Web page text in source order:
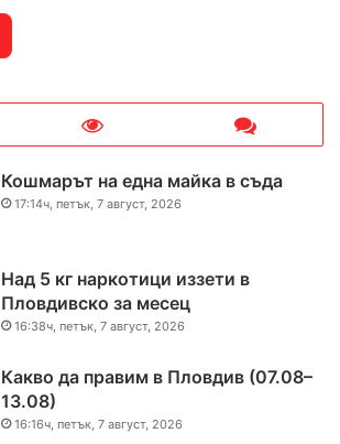
Кошмарът на една майка в съда
17:14ч, петък, 7 август, 2026
Над 5 кг наркотици иззети в
Пловдивско за месец
16:38ч, петък, 7 август, 2026
Какво да правим в Пловдив (07.08–
13.08)
16:16ч, петък, 7 август, 2026